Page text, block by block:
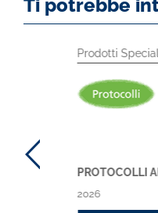
Ti potrebbe
Prodotti
PROTOCOLLI
2026